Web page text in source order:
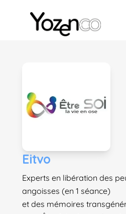
Yozenco - Organisateur
Eitvo
Experts en libération des
angoisses (en 1 séance)
et des mémoires